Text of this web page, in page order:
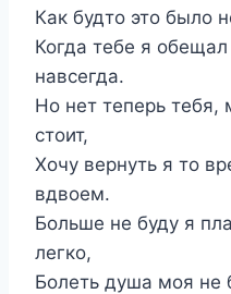
Как будто это было
Когда тебе я обещал
навсегда.
Но нет теперь
стоит,
Хочу вернуть я то
вдвоем.
Больше не буду я
легко,
Болеть душа моя не